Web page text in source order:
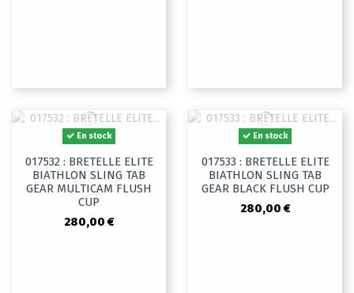
En stock
017532 : BRETELLE ELITE
BIATHLON SLING TAB
GEAR MULTICAM FLUSH
CUP
280,00 €
En stock
017533 : BRETELLE ELITE
BIATHLON SLING TAB
GEAR BLACK FLUSH CUP
280,00 €